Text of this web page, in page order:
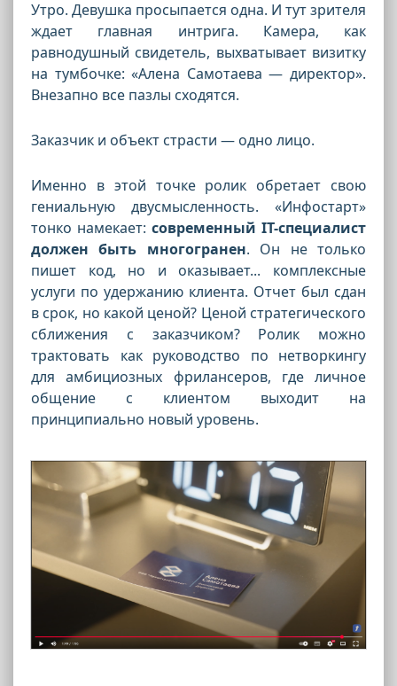
Утро. Девушка просыпается одна. И тут зрителя
ждает главная интрига. Камера, как
равнодушный свидетель, выхватывает визитку
на тумбочке: «Алена Самотаева — директор».
Внезапно все пазлы сходятся.
Заказчик и объект страсти — одно лицо.
Именно в этой точке ролик обретает свою
гениальную двусмысленность. «Инфостарт»
тонко намекает: современный IT-специалист
должен быть многогранен. Он не только
пишет код, но и оказывает... комплексные
услуги по удержанию клиента. Отчет был сдан
в срок, но какой ценой? Ценой стратегического
сближения с заказчиком? Ролик можно
трактовать как руководство по нетворкингу
для амбициозных фрилансеров, где личное
общение с клиентом выходит на
принципиально новый уровень.